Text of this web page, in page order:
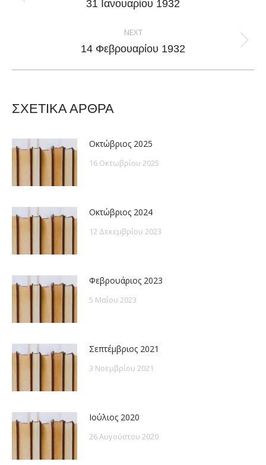
31 Ιανουαρίου 1932
NEXT
Next
14 Φεβρουαρίου 1932
ΣΧΕΤΙΚΑ ΑΡΘΡΑ
Οκτώβριος 2025
16 Οκτωβρίου 2025
Οκτώβριος 2024
12 Δεκεμβρίου 2023
Φεβρουάριος 2023
5 Μαΐου 2023
Σεπτέμβριος 2021
3 Νοεμβρίου 2021
Ιούλιος 2020
26 Αυγούστου 2020